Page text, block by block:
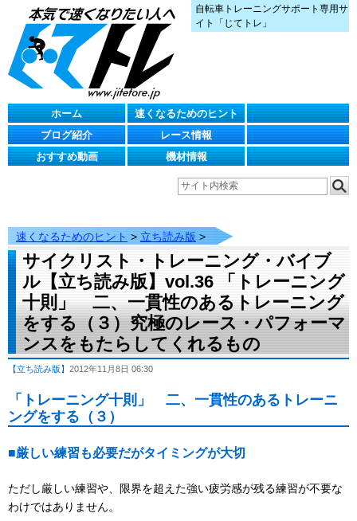
自転車トレーニングサポート専用サ
イト「じてトレ」
ホーム
速くなるためのヒント
ブログ紹介
レース情報
おすすめ動画
機材情報
速くなるためのヒント > 立ち読み版 >
サイクリスト・トレーニング・バイブ
ル【立ち読み版】vol.36 「トレーニング
十則」 二、一貫性のあるトレーニング
をする（３）究極のレース・パフォーマ
ンスをもたらしてくれるもの
【立ち読み版】 2012年11月8日 06:30
「トレーニング十則」 二、一貫性のあるトレーニ
ングをする（３）
■厳しい練習も必要だがタイミングが大切
ただし厳しい練習や、限界を超えた強い疲労感が残る練習が不要な
わけではありません。